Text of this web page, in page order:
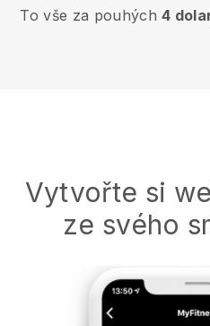
To vše za pouhých4
Vytvořte si
ze svého